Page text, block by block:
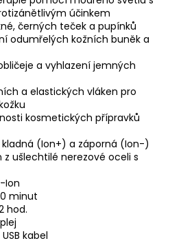
účinkem
černých teček a pupínků
odumřelých kožních buněk a
a vyhlazení jemných
a elastických vláken pro
kosmetických přípravků
(Ion+) a záporná (Ion-)
z ušlechtilé nerezové oceli s
Ion
minut
hod.
kabel